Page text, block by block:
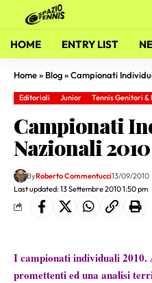
HOME ENTRY LIST
Home» Blog»Campionati
Editoriali Junior Tennis Genitori &
Campionati
Nazionali 2010
Last updated: 13 Settembre 2010 1:50 pm
ByRoberto Commentucci13/09/2010
I campionati individuali
promettenti ed una analisi